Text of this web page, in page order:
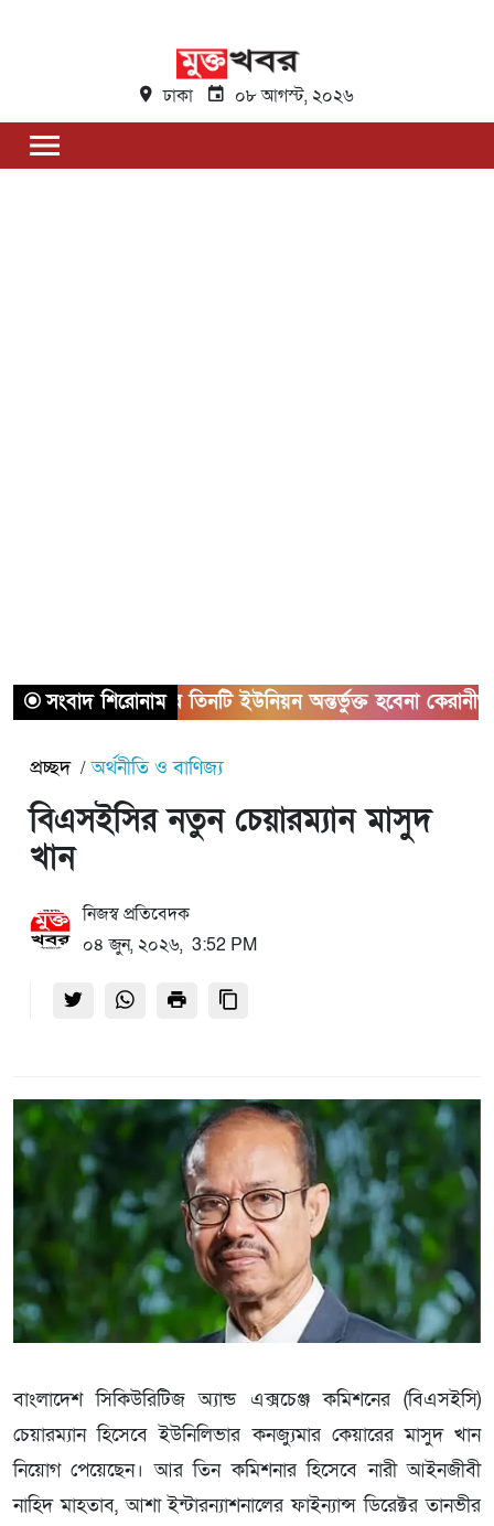
ঢাকা ০৮ আগস্ট, ২০২৬
সংবাদ শিরোনাম
সাভারের তিনটি ইউনিয়ন অন্তর্ভুক্ত হবেনা কেরানীগঞ্জের সাথে
প্রচ্ছদ অর্থনীতি ও বাণিজ্য
বিএসইসির নতুন চেয়ারম্যান মাসুদ
খান
নিজস্ব প্রতিবেদক
০৪ জুন, ২০২৬, 3:52 PM
বাংলাদেশ সিকিউরিটিজ অ্যান্ড এক্সচেঞ্জ কমিশনের (বিএসইসি)
চেয়ারম্যান হিসেবে ইউনিলিভার কনজ্যুমার কেয়ারের মাসুদ খান
নিয়োগ পেয়েছেন। আর তিন কমিশনার হিসেবে নারী আইনজীবী
নাহিদ মাহতাব, আশা ইন্টারন্যাশনালের ফাইন্যান্স ডিরেক্টর তানভীর